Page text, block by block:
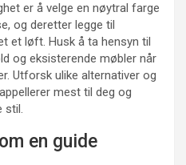
er å velge en nøytral farge
og deretter legge til
et løft. Husk å ta hensyn til
og eksisterende møbler når
Utforsk ulike alternativer og
mest til deg og
stil.
en guide